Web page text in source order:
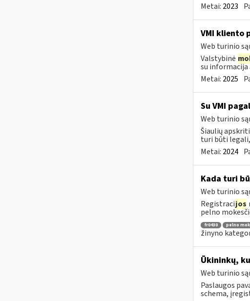
Metai: 2023
VMI
Web turinio
Valstybinė
su
Metai: 2025
Su VMI
Web turinio
Šiaulių
turi būti
Metai: 2024
Kada turi
Web turinio
Registracijos
pelno
fr0430 pelno
žinyno
Ūkininkų,
Web turinio
Paslaugos
schema,